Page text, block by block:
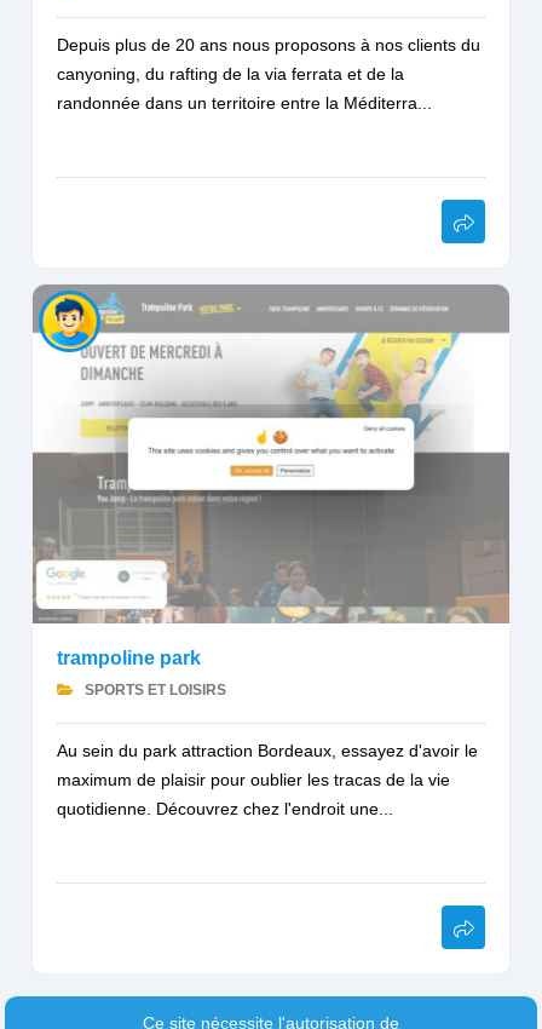
Depuis plus de 20 ans nous proposons à nos clients du
canyoning, du rafting de la via ferrata et de la
randonnée dans un territoire entre la Méditerra...
trampoline park
SPORTS ET LOISIRS
Au sein du park attraction Bordeaux, essayez d'avoir le
maximum de plaisir pour oublier les tracas de la vie
quotidienne. Découvrez chez l'endroit une...
Ce site nécessite l'autorisation de